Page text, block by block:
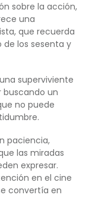
sobre la acción,
una
que recuerda
de los sesenta y
superviviente
buscando un
no puede
paciencia,
las miradas
expresar.
en el cine
convertía en